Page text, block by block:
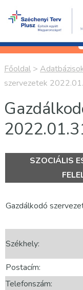
Főoldal >
szervezetek
SZOCIÁLIS
Gazdálkodó
Székhely:
Postacím:
Telefonszám: